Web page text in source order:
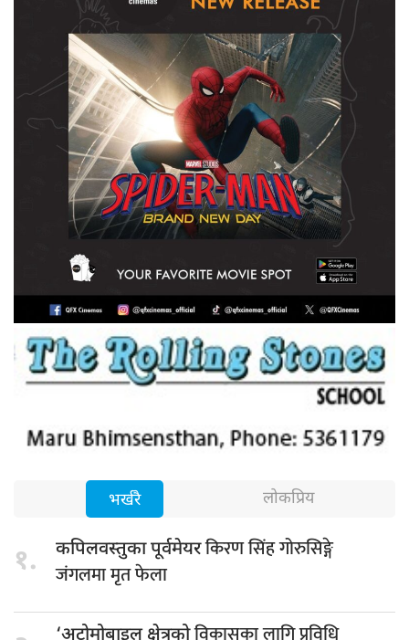
भर्खरै लोकप्रिय
१. कपिलवस्तुका पूर्वमेयरकिरण सिंह गोरुसिङ्गे
जंगलमा मृत फेला